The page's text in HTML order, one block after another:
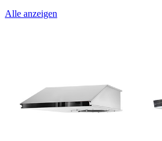
Alle anzeigen